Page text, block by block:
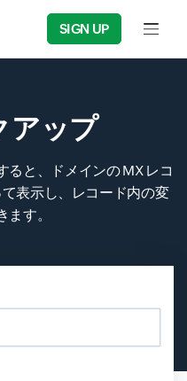
SIGN UP Input
アップ
ると、ドメインの MX レコ
表示し、レコード内の変
ます。